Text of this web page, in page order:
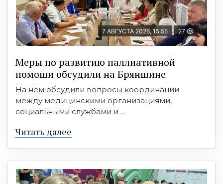
7 АВГУСТА 2026, 15:55 27
Меры по развитию паллиативной
помощи обсудили на Брянщине
На нём обсудили вопросы координации
между медицинскими организациями,
социальными службами и ...
Читать далее